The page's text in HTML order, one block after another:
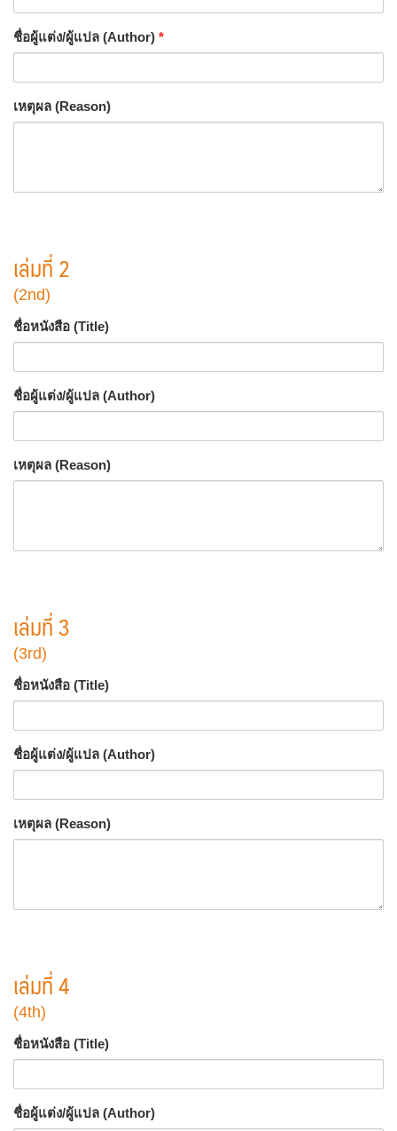
ชื่อผู้แต่ง/ผู้แปล (Author) *
เหตุผล (Reason)
เล่มที่ 2
(2nd)
ชื่อหนังสือ (Title)
ชื่อผู้แต่ง/ผู้แปล (Author)
เหตุผล (Reason)
เล่มที่ 3
(3rd)
ชื่อหนังสือ (Title)
ชื่อผู้แต่ง/ผู้แปล (Author)
เหตุผล (Reason)
เล่มที่ 4
(4th)
ชื่อหนังสือ (Title)
ชื่อผู้แต่ง/ผู้แปล (Author)